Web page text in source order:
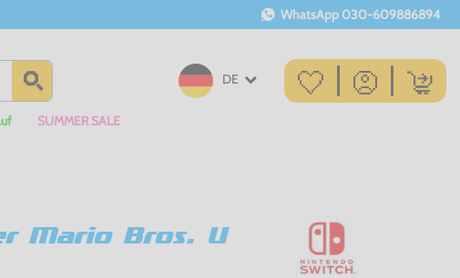
WhatsApp 030-609886894
DE
SUMMER SALE
Mario Bros. U